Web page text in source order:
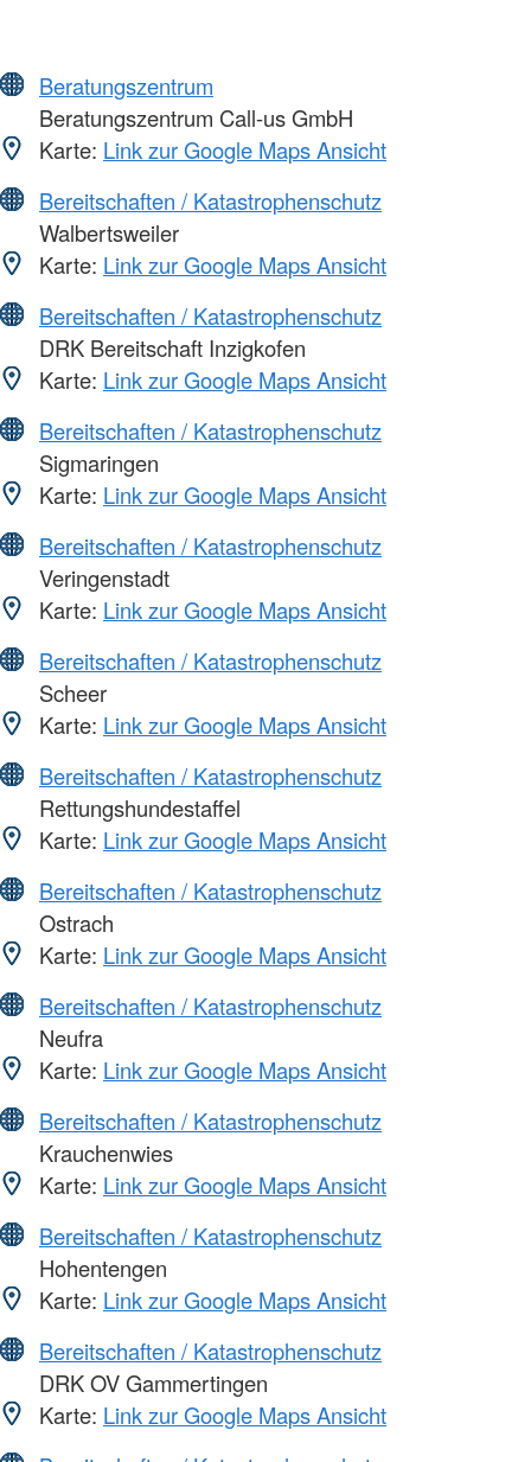
Beratungszentrum
Beratungszentrum Call-us GmbH
Karte: Link zur Google Maps Ansicht
Bereitschaften / Katastrophenschutz
Walbertsweiler
Karte: Link zur Google Maps Ansicht
Bereitschaften / Katastrophenschutz
DRK Bereitschaft Inzigkofen
Karte: Link zur Google Maps Ansicht
Bereitschaften / Katastrophenschutz
Sigmaringen
Karte: Link zur Google Maps Ansicht
Bereitschaften / Katastrophenschutz
Veringenstadt
Karte: Link zur Google Maps Ansicht
Bereitschaften / Katastrophenschutz
Scheer
Karte: Link zur Google Maps Ansicht
Bereitschaften / Katastrophenschutz
Rettungshundestaffel
Karte: Link zur Google Maps Ansicht
Bereitschaften / Katastrophenschutz
Ostrach
Karte: Link zur Google Maps Ansicht
Bereitschaften / Katastrophenschutz
Neufra
Karte: Link zur Google Maps Ansicht
Bereitschaften / Katastrophenschutz
Krauchenwies
Karte: Link zur Google Maps Ansicht
Bereitschaften / Katastrophenschutz
Hohentengen
Karte: Link zur Google Maps Ansicht
Bereitschaften / Katastrophenschutz
DRK OV Gammertingen
Karte: Link zur Google Maps Ansicht